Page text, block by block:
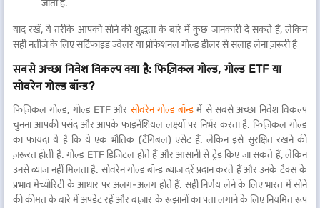
जाता है.
याद रखें, ये तरीके आपको सोने की शुद्धता के बारे में कुछ जानकारी दे सकते हैं, लेकिन
सही नतीजे के लिए सर्टिफाइड ज्वेलर या प्रोफेशनल गोल्ड डीलर से सलाह लेना ज़रूरी है
सबसे अच्छा निवेश विकल्प क्या है: फिज़िकल गोल्ड, गोल्ड ETF या
सोवरेन गोल्ड बॉन्ड?
फिज़िकल गोल्ड, गोल्ड ETF औरसोवरेन गोल्ड बॉन्डमें से सबसे अच्छा निवेश विकल्प
चुनना आपकी पसंद और आपके फाइनेंशियल लक्ष्यों पर निर्भर करता है. फिज़िकल गोल्ड
का फायदा ये है कि ये एक भौतिक (टैंगिबल) एसेट हैं. लेकिन इसे सुरक्षित रखने की
ज़रूरत होती है. गोल्ड ETF डिजिटल होते हैं और आसानी से ट्रेड किए जा सकते हैं, लेकिन
उनसे ब्याज नहीं मिलता है. सोवरेन गोल्ड बॉन्ड ब्याज दरें प्रदान करते हैं और उनके टैक्स के
प्रभाव मेच्योरिटी के आधार पर अलग-अलग होते हैं. सही निर्णय लेने के लिए भारत में सोने
की कीमत के बारे में अपडेट रहें और बाज़ार के रूझानों का पता लगाने के लिए नियमित रूप